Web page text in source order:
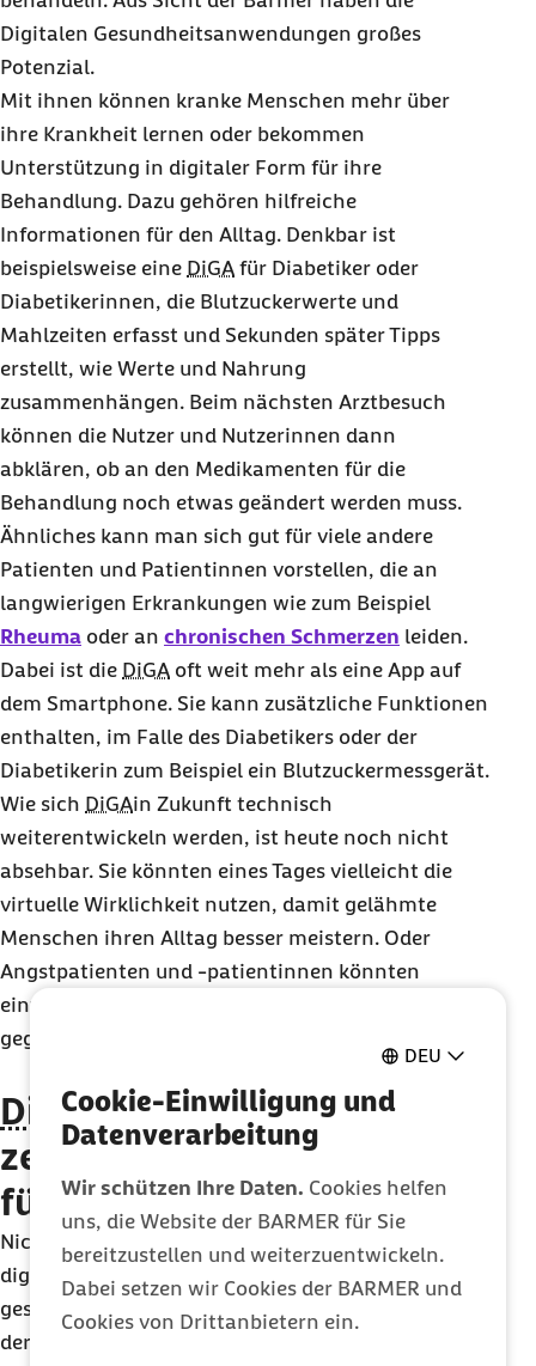
DEU
Cookie-Einwilligung und
Datenverarbeitung
Wir schützen Ihre Daten. Cookies helfen
uns, die Website der BARMER für Sie
bereitzustellen und weiterzuentwickeln.
Dabei setzen wir Cookies der BARMER und
Cookies von Drittanbietern ein.
Digitalen Gesundheitsanwendungen großes
Potenzial.
Mit ihnen können kranke Menschen mehr über
ihre Krankheit lernen oder bekommen
Unterstützung in digitaler Form für ihre
Behandlung. Dazu gehören hilfreiche
Informationen für den Alltag. Denkbar ist
beispielsweise eine DiGA für Diabetiker oder
Diabetikerinnen, die Blutzuckerwerte und
Mahlzeiten erfasst und Sekunden später Tipps
erstellt, wie Werte und Nahrung
zusammenhängen. Beim nächsten Arztbesuch
können die Nutzer und Nutzerinnen dann
abklären, ob an den Medikamenten für die
Behandlung noch etwas geändert werden muss.
Ähnliches kann man sich gut für viele andere
Patienten und Patientinnen vorstellen, die an
langwierigen Erkrankungen wie zum Beispiel
Rheuma oder an chronischen Schmerzen leiden.
Dabei ist die DiGA oft weit mehr als eine App auf
dem Smartphone. Sie kann zusätzliche Funktionen
enthalten, im Falle des Diabetikers oder der
Diabetikerin zum Beispiel ein Blutzuckermessgerät.
Wie sich DiGAin Zukunft technisch
weiterentwickeln werden, ist heute noch nicht
absehbar. Sie könnten eines Tages vielleicht die
virtuelle Wirklichkeit nutzen, damit gelähmte
Menschen ihren Alltag besser meistern. Oder
Angstpatienten und -patientinnen könnten
einfacher den Auslösern ihrer Angst
gegenübertreten.
DiGAmüssen zunächst
zeigen, welchen Nutzen sie
für Patienten bringen
Nicht ohne Grund sind die Anforderungen an
digitale Gesundheitsanwendungen daher hoch
gesteckt. Ihre positive Wirkung auf die Gesundheit
der Anwender müssen die Anwendungen von